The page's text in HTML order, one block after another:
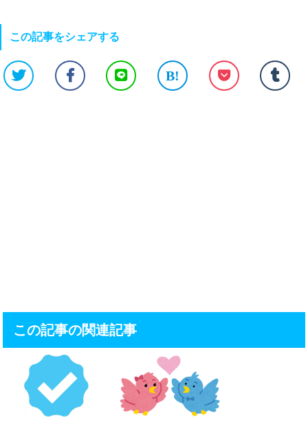
この記事をシェアする
B!
この記事の関連記事